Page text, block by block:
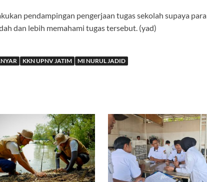
pendampingan pengerjaan tugas sekolah supaya para
dan lebih memahami tugas tersebut. (yad)
KKN UPNV JATIM MI NURUL JADID